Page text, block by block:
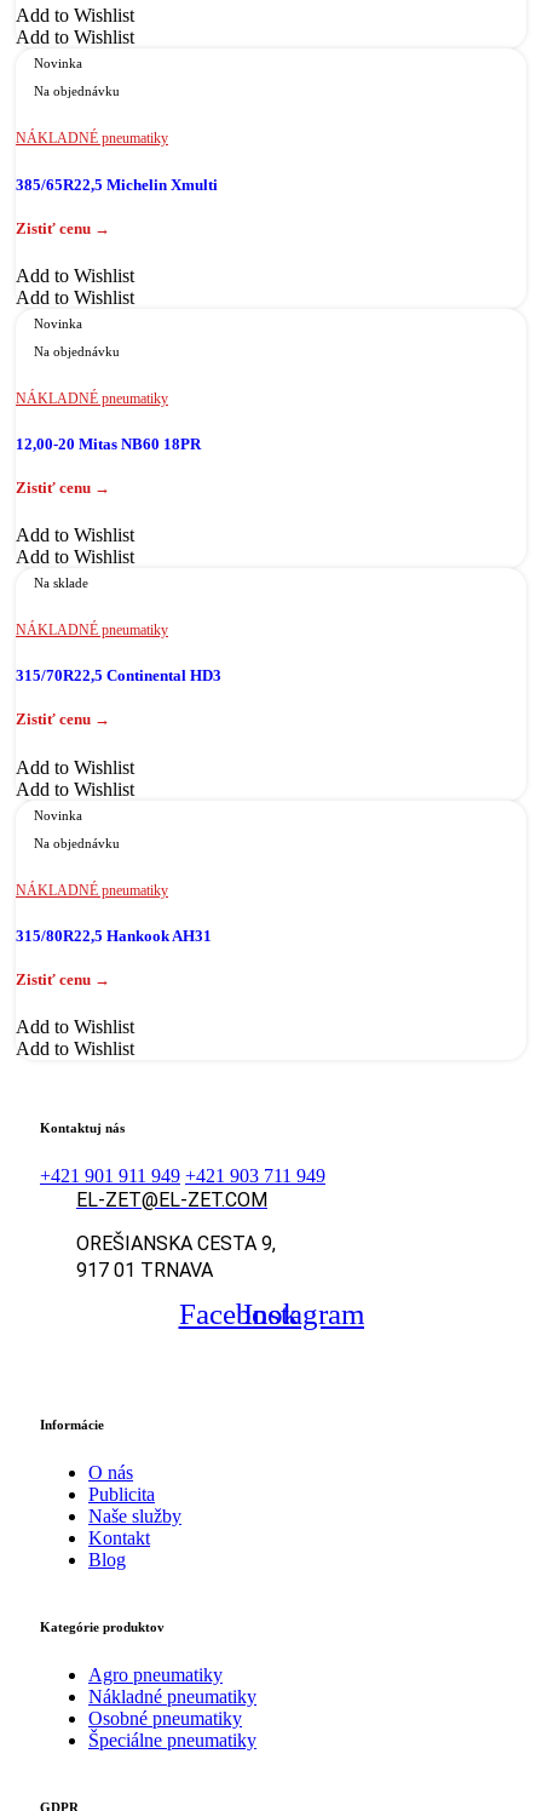
Add to Wishlist
Add to Wishlist
Novinka
Na objednávku
NÁKLADNÉ pneumatiky
385/65R22,5 Michelin Xmulti
Add to Wishlist
Add to Wishlist
Novinka
Na objednávku
NÁKLADNÉ pneumatiky
12,00-20 Mitas NB60 18PR
Add to Wishlist
Add to Wishlist
Na sklade
NÁKLADNÉ pneumatiky
315/70R22,5 Continental HD3
Add to Wishlist
Add to Wishlist
Novinka
Na objednávku
NÁKLADNÉ pneumatiky
315/80R22,5 Hankook AH31
Add to Wishlist
Add to Wishlist
Kontaktuj nás
+421 901 911 949 +421 903 711 949
EL-ZET@EL-ZET.COM
OREŠIANSKA CESTA 9,
917 01 TRNAVA
FacebookInstagram
Informácie
O nás
Publicita
Naše služby
Kontakt
Blog
Kategórie produktov
Agro pneumatiky
Nákladné pneumatiky
Osobné pneumatiky
Špeciálne pneumatiky
GDPR